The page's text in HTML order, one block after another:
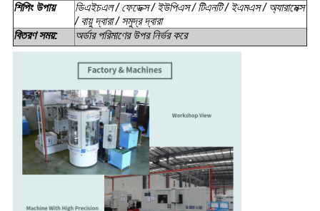
শিপিং উপায়
ডিএইচএল / ফেডেক্স / ইউপিএস / টিএনটি / ইএমএস / অ্যারামেক্স
/ বায়ু দ্বারা / সমুদ্র দ্বারা
বিতরণ সময়:
অর্ডার পরিমাণের উপর নির্ভর করে